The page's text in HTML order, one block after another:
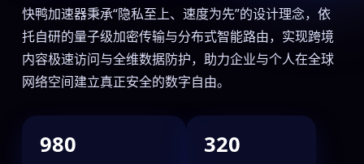
快鸭加速器秉承“隐私至上、速度为先”的设计理念，依
托自研的量子级加密传输与分布式智能路由，实现跨境
内容极速访问与全维数据防护，助力企业与个人在全球
网络空间建立真正安全的数字自由。
980 320